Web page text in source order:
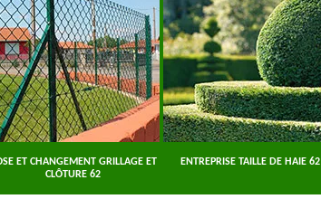
ET CHANGEMENT GRILLAGE ET
CLÔTURE 62
ENTREPRISE TAILLE DE HAIE 62